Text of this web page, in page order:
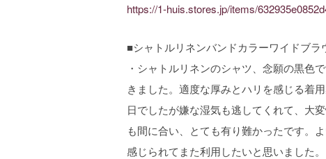
https://1-huis.stores.jp/items/
■シャトルリネンバンドカラーワイドブラ
・シャトルリネンのシャツ、念願の黒色
きました。適度な厚みとハリを感じる着
日でしたが嫌な湿気も逃してくれて、大
も間に合い、とても有り難かったです。
感じられてまた利用したいと思いました。